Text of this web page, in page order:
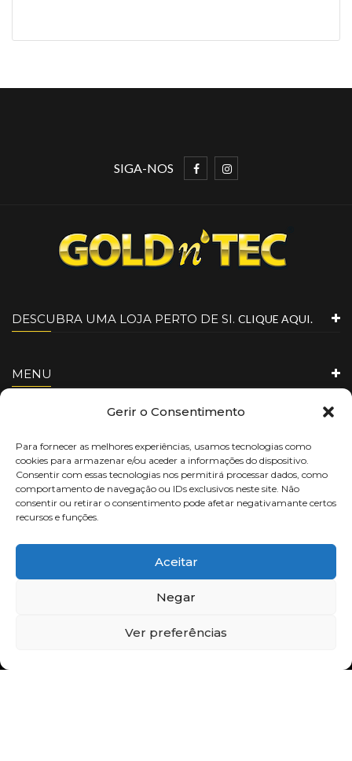
Gerir o Consentimento
Para fornecer as melhores experiências, usamos tecnologias como
cookies para armazenar e/ou aceder a informações do dispositivo.
Consentir com essas tecnologias nos permitirá processar dados, como
comportamento de navegação ou IDs exclusivos neste site. Não
consentir ou retirar o consentimento pode afetar negativamante certos
recursos e funções.
Aceitar
Negar
Ver preferências
SIGA-NOS
DESCUBRA UMA LOJA PERTO DE SI. CLIQUE AQUI.
MENU
CONTACTE-NOS
Copyright © 2011-2025 by FP
Gold, Lda. Todos os direitos
reservados.
Desenvolvido porKriação - New